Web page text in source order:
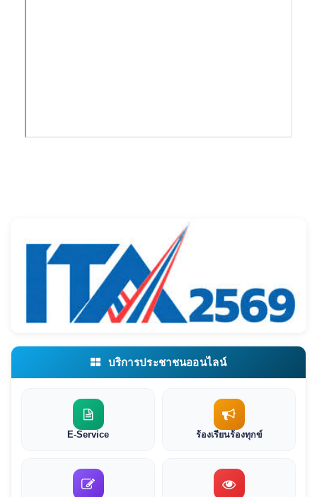
บริการประชาชนออนไลน์
E-Service ร้องเรียนร้องทุกข์